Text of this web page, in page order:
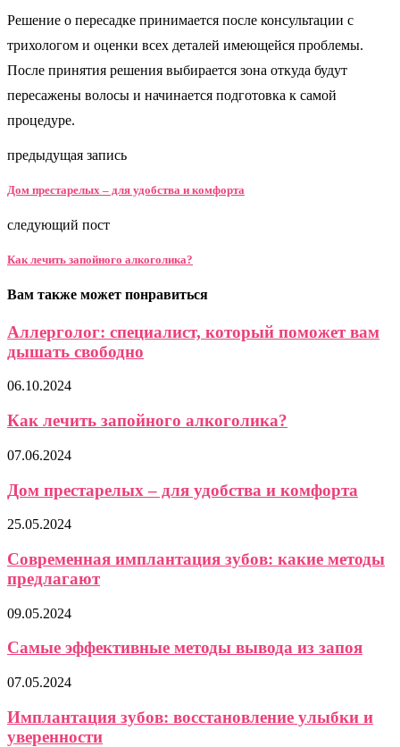
Решение о пересадке принимается после консультации с
трихологом и оценки всех деталей имеющейся проблемы.
После принятия решения выбирается зона откуда будут
пересажены волосы и начинается подготовка к самой
процедуре.
предыдущая запись
Дом престарелых – для удобства и комфорта
следующий пост
Как лечить запойного алкоголика?
Вам также может понравиться
Аллерголог: специалист, который поможет вам
дышать свободно
06.10.2024
Как лечить запойного алкоголика?
07.06.2024
Дом престарелых – для удобства и комфорта
25.05.2024
Современная имплантация зубов: какие методы
предлагают
09.05.2024
Самые эффективные методы вывода из запоя
07.05.2024
Имплантация зубов: восстановление улыбки и
уверенности